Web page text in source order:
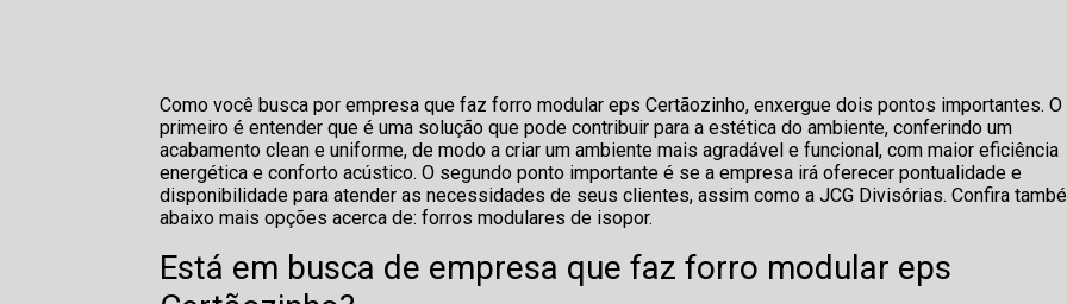
Como você busca por empresa que faz forro modular eps Certãozinho, enxergue dois pontos importantes. O
primeiro é entender que é uma solução que pode contribuir para a estética do ambiente, conferindo um
acabamento clean e uniforme, de modo a criar um ambiente mais agradável e funcional, com maior eficiência
energética e conforto acústico. O segundo ponto importante é se a empresa irá oferecer pontualidade e
disponibilidade para atender as necessidades de seus clientes, assim como a JCG Divisórias. Confira
abaixo mais opções acerca de: forros modulares de isopor.
Está em busca de empresa que faz forro modular eps